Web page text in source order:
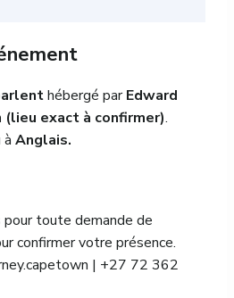
hébergé parEdward
exact à confirmer).
Anglais.
pour toute demande de
confirmer votre présence.
| +27 72 362